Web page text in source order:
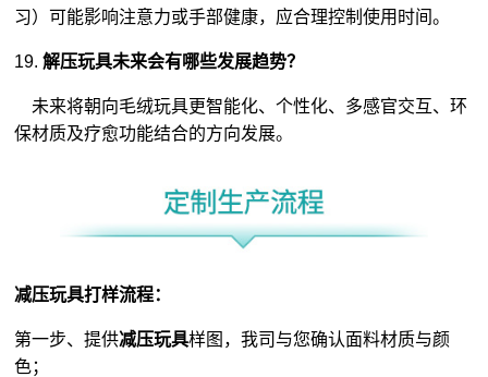
习）可能影响注意力或手部健康，应合理控制使用时间。
19.解压玩具未来会有哪些发展趋势？
未来将朝向毛绒玩具更智能化、个性化、多感官交互、环
保材质及疗愈功能结合的方向发展。
减压玩具打样流程：
第一步、提供减压玩具样图，我司与您确认面料材质与颜
色；